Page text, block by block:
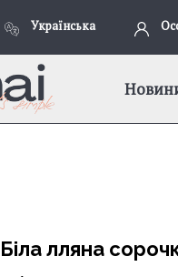
Українська
Біла лляна